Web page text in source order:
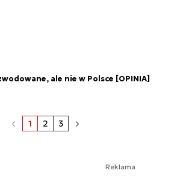
ale nie w Polsce [OPINIA]
1 2 3
Reklama